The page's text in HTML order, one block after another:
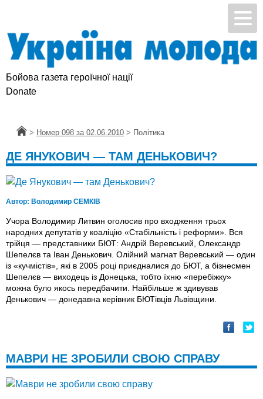
Бойова газета героїчної нації
Donate
Головна
> Номер 098 за 02.06.2010 > Політика
ДЕ ЯНУКОВИЧ — ТАМ ДЕНЬКОВИЧ?
Автор: Володимир СЕМКІВ
Учора Володимир Литвин оголосив про входження трьох
народних депутатів у коаліцію «Стабільність і реформи». Вся
трійця — представники БЮТ: Андрій Веревський, Олександр
Шепелєв та Іван Денькович. Олійний магнат Веревський — один
із «кучмістів», які в 2005 році приєдналися до БЮТ, а бізнесмен
Шепелєв — виходець із Донецька, тобто їхню «перебіжку»
можна було якось передбачити. Найбільше ж здивував
Денькович — донедавна керівник БЮТівців Львівщини.
МАВРИ НЕ ЗРОБИЛИ СВОЮ СПРАВУ